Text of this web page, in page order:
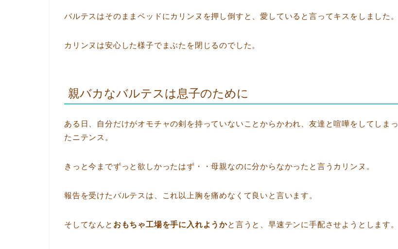
バルテスはそのままベッドにカリンヌを押し倒すと、愛していると言ってキスをしました。
カリンヌは安心した様子でまぶたを閉じるのでした。
親バカなバルテスは息子のために
ある日、自分だけがオモチャの剣を持っていないことからかわれ、友達と喧嘩をしてしまっ
たニテンス。
きっと今までずっと欲しかったはず・・母親なのに分からなかったと言うカリンヌ。
報告を受けたバルテスは、これ以上胸を痛めなくて良いと言います。
そしてなんと おもちゃ工場を手に入れようかと言うと、早速テンに手配させようとします。